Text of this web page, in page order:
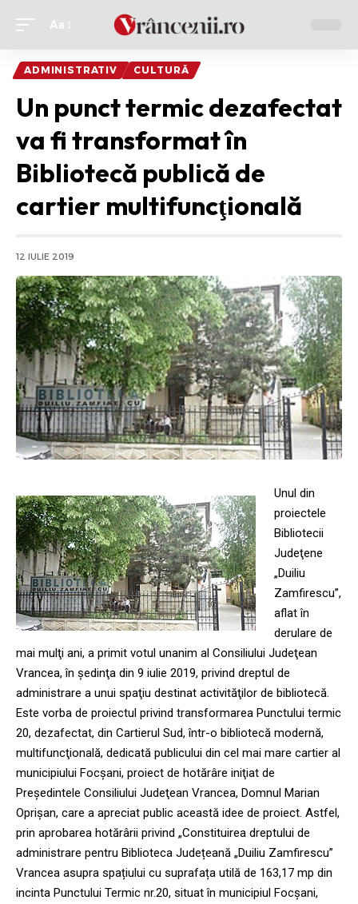
Ajustor
font
Aa
ADMINISTRATIV CULTURĂ
Un punct termic dezafectat
va fi transformat în
Bibliotecă publică de
cartier multifuncţională
12 IULIE 2019
Unul din
proiectele
Bibliotecii
Judeţene
„Duiliu
Zamfirescu”,
aflat în
derulare de
mai mulţi ani, a primit votul unanim al Consiliului Judeţean
Vrancea, în şedinţa din 9 iulie 2019, privind dreptul de
administrare a unui spaţiu destinat activităţilor de bibliotecă.
Este vorba de proiectul privind transformarea Punctului termic
20, dezafectat, din Cartierul Sud, într-o bibliotecă modernă,
multifuncţională, dedicată publicului din cel mai mare cartier al
municipiului Focşani, proiect de hotărâre iniţiat de
Preşedintele Consiliului Judeţean Vrancea, Domnul Marian
Oprişan, care a apreciat public această idee de proiect. Astfel,
prin aprobarea hotărârii privind „Constituirea dreptului de
administrare pentru Biblioteca Județeană „Duiliu Zamfirescu”
Vrancea asupra spațiului cu suprafața utilă de 163,17 mp din
incinta Punctului Termic nr.20, situat în municipiul Focșani,